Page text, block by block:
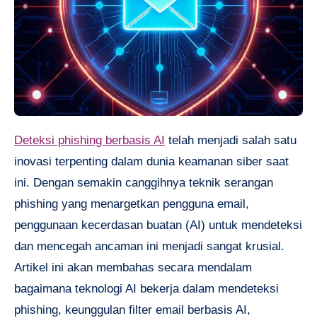
Deteksi phishing berbasis AI telah menjadi salah satu
inovasi terpenting dalam dunia keamanan siber saat
ini. Dengan semakin canggihnya teknik serangan
phishing yang menargetkan pengguna email,
penggunaan kecerdasan buatan (AI) untuk mendeteksi
dan mencegah ancaman ini menjadi sangat krusial.
Artikel ini akan membahas secara mendalam
bagaimana teknologi AI bekerja dalam mendeteksi
phishing, keunggulan filter email berbasis AI,